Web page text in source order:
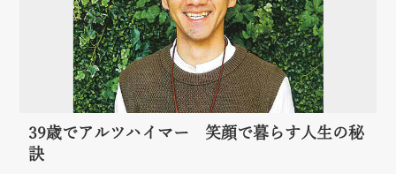
39歳でアルツハイマー 笑顔で暮らす人生の秘
訣